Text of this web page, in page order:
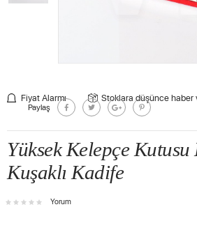
Fiyat Alarmı Stoklara düşünce haber
Paylaş
Yüksek Kelepçe
Kuşaklı Kadife
Yorum